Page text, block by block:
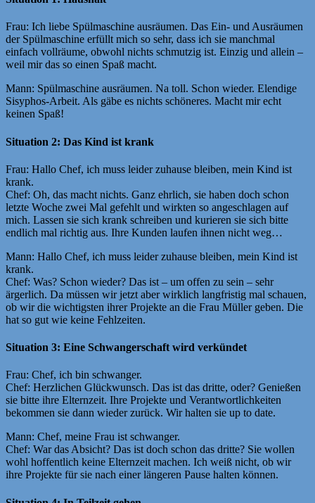
Frau: Ich liebe Spülmaschine ausräumen. Das Ein- und Ausräumen
der Spülmaschine erfüllt mich so sehr, dass ich sie manchmal
einfach vollräume, obwohl nichts schmutzig ist. Einzig und allein –
weil mir das so einen Spaß macht.
Mann: Spülmaschine ausräumen. Na toll. Schon wieder. Elendige
Sisyphos-Arbeit. Als gäbe es nichts schöneres. Macht mir echt
keinen Spaß!
Situation 2: Das Kind ist krank
Frau: Hallo Chef, ich muss leider zuhause bleiben, mein Kind ist
krank.
Chef: Oh, das macht nichts. Ganz ehrlich, sie haben doch schon
letzte Woche zwei Mal gefehlt und wirkten so angeschlagen auf
mich. Lassen sie sich krank schreiben und kurieren sie sich bitte
endlich mal richtig aus. Ihre Kunden laufen ihnen nicht weg…
Mann: Hallo Chef, ich muss leider zuhause bleiben, mein Kind ist
krank.
Chef: Was? Schon wieder? Das ist – um offen zu sein – sehr
ärgerlich. Da müssen wir jetzt aber wirklich langfristig mal schauen,
ob wir die wichtigsten ihrer Projekte an die Frau Müller geben. Die
hat so gut wie keine Fehlzeiten.
Situation 3: Eine Schwangerschaft wird verkündet
Frau: Chef, ich bin schwanger.
Chef: Herzlichen Glückwunsch. Das ist das dritte, oder? Genießen
sie bitte ihre Elternzeit. Ihre Projekte und Verantwortlichkeiten
bekommen sie dann wieder zurück. Wir halten sie up to date.
Mann: Chef, meine Frau ist schwanger.
Chef: War das Absicht? Das ist doch schon das dritte? Sie wollen
wohl hoffentlich keine Elternzeit machen. Ich weiß nicht, ob wir
ihre Projekte für sie nach einer längeren Pause halten können.